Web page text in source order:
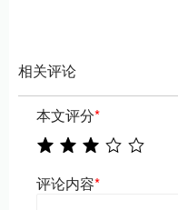
相关评论
本文评分*
评论内容*